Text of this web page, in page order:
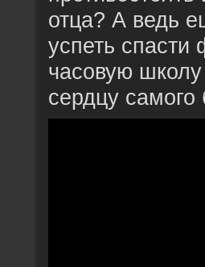
отца? А ведь
успеть спасти
часовую
сердцу самого